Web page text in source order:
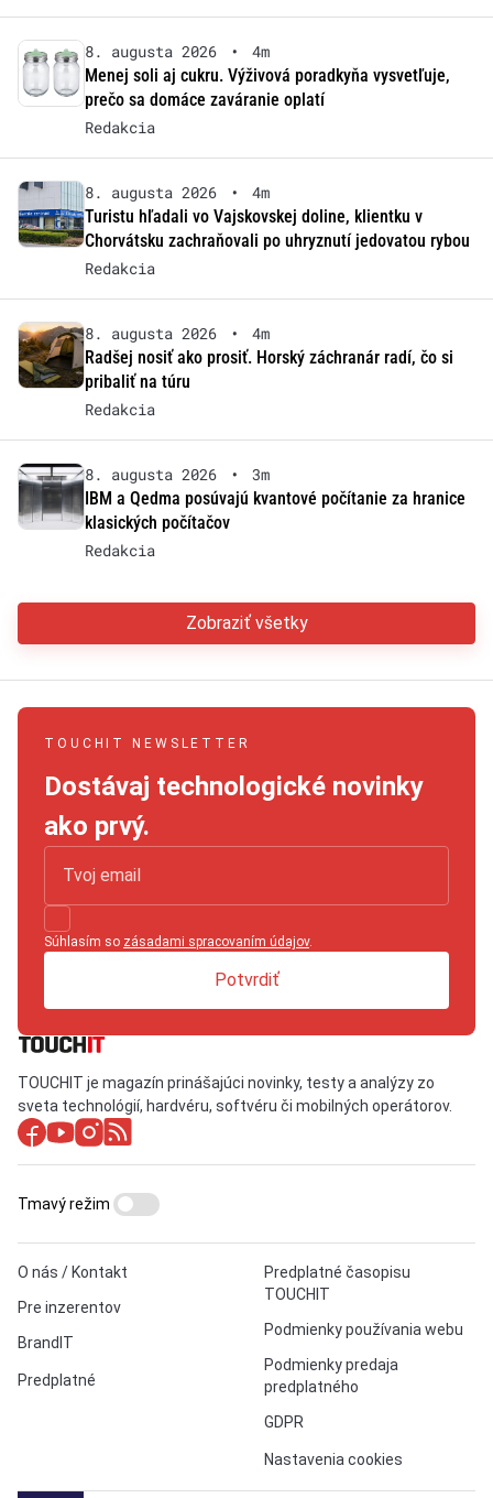
8. augusta 2026 •
4m
Menej soli aj cukru. Výživová poradkyňa vysvetľuje,
prečo sa domáce zaváranie oplatí
Redakcia
8. augusta 2026 •
4m
Turistu hľadali vo Vajskovskej doline, klientku v
Chorvátsku zachraňovali po uhryznutí jedovatou rybou
Redakcia
8. augusta 2026 •
4m
Radšej nosiť ako prosiť. Horský záchranár radí, čo si
pribaliť na túru
Redakcia
8. augusta 2026 •
3m
IBM a Qedma posúvajú kvantové počítanie za hranice
klasických počítačov
Redakcia
Zobraziť všetky
TOUCHIT NEWSLETTER
Dostávaj technologické novinky
ako prvý.
Súhlasím so zásadami spracovaním údajov.
Potvrdiť
TOUCHIT je magazín prinášajúci novinky, testy a analýzy zo
sveta technológií, hardvéru, softvéru či mobilných operátorov.
O nás / Kontakt
Pre inzerentov
BrandIT
Predplatné
Predplatné časopisu
TOUCHIT
Podmienky používania webu
Podmienky predaja
predplatného
GDPR
Nastavenia cookies
Tmavý režim